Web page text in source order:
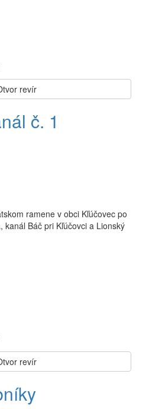
revír
č. 1
ramene v obci Kľúčovec po
kanál Báč pri Kľúčovci a Lionský
revír